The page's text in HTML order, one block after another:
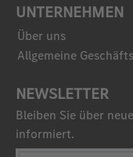
UNTERNEHMEN
Über uns
Allgemeine
NEWSLETTER
Bleiben Sie über
informiert.